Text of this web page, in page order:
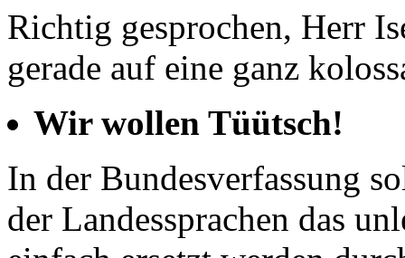
Richtig gesprochen, Herr
gerade auf eine ganz
Wir wollen Tüütsch!
In der Bundesverfassung
der Landessprachen das